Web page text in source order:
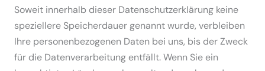
Soweit innerhalb dieser Daten­schutz­er­klärung keine
spezi­ellere Speicher­dauer genannt wurde, verbleiben
Ihre perso­nen­be­zo­genen Daten bei uns, bis der Zweck
für die Daten­ver­ar­beitung entfällt. Wenn Sie ein